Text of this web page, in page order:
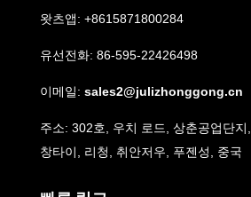
왓츠앱: +8615871800284
유선전화: 86-595-22426498
이메일: sales2@julizhonggong.cn
주소: 302호, 우치 로드, 상춘공업단지,
창타이, 리청, 취안저우, 푸젠성, 중국